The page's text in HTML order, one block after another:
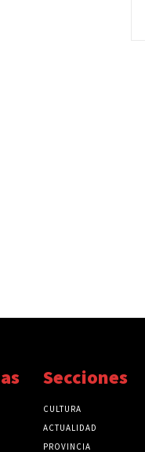
Secciones
CULTURA
ACTUALIDAD
PROVINCIA